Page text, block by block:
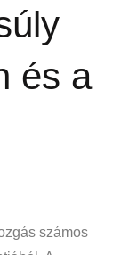
és a
számos